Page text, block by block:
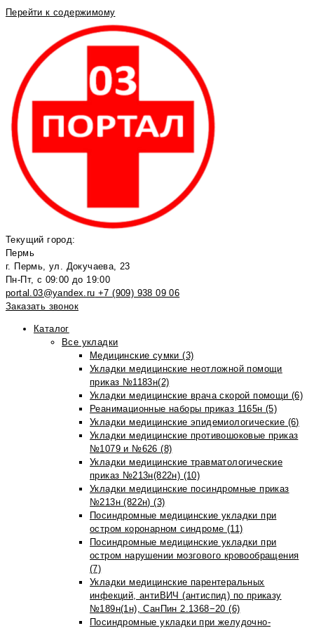
Перейти к содержимому
Текущий город:
Пермь
г. Пермь, ул. Докучаева, 23
Пн-Пт, с 09:00 до 19:00
portal.03@yandex.ru +7 (909) 938 09 06
Заказать звонок
Каталог
Все укладки
Медицинские сумки (3)
Укладки медицинские неотложной помощи
приказ №1183н(2)
Укладки медицинские врача скорой помощи (6)
Реанимационные наборы приказ 1165н (5)
Укладки медицинские эпидемиологические (6)
Укладки медицинские противошоковые приказ
№1079 и №626 (8)
Укладки медицинские травматологические
приказ №213н(822н) (10)
Укладки медицинские посиндромные приказ
№213н (822н) (3)
Посиндромные медицинские укладки при
остром коронарном синдроме (11)
Посиндромные медицинские укладки при
остром нарушении мозгового кровообращения
(7)
Укладки медицинские парентеральных
инфекций, антиВИЧ (антиспид) по приказу
№189н(1н), СанПин 2.1368−20 (6)
Посиндромные укладки при желудочно-